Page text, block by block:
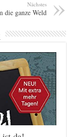
Nächstes
die ganze Weld